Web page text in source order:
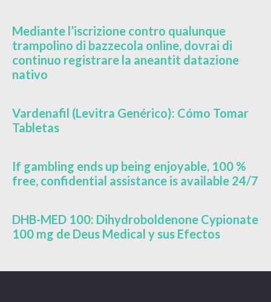
Mediante l’iscrizione contro qualunque
trampolino di bazzecola online, dovrai di
continuo registrare la aneantit datazione
nativo
Vardenafil (Levitra Genérico): Cómo Tomar
Tabletas
If gambling ends up being enjoyable, 100 %
free, confidential assistance is available 24/7
DHB-MED 100: Dihydroboldenone Cypionate
100 mg de Deus Medical y sus Efectos